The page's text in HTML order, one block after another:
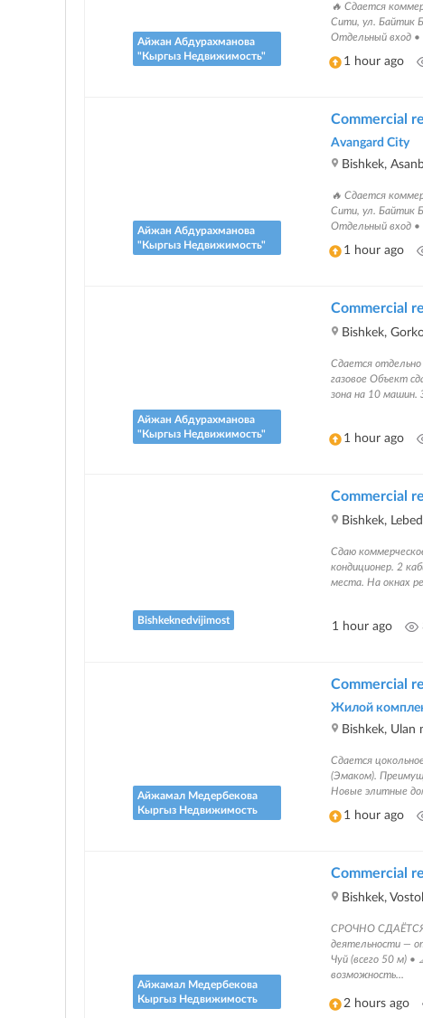
Айжан Абдурахманова
"Кыргыз Недвижимость"
🔥 Сдается
Сити, ул. Байтик
Отдельный вход
1 hour ago
Айжан Абдурахманова
"Кыргыз Недвижимость"
Commercial
Avangard City
Bishkek,
🔥 Сдается
Сити, ул. Байтик
Отдельный вход
1 hour ago
Айжан Абдурахманова
"Кыргыз Недвижимость"
Commercial
Bishkek,
Сдается
газовое Объект
зона на 10
1 hour ago
Bishkeknedvijimost
Commercial
Bishkek,
Сдаю
кондиционер. 2
места. На окнах
1 hour ago
Айжамал Медербекова
Кыргыз Недвижимость
Commercial
Жилой
Bishkek,
Сдается
(Эмаком).
Новые элитные
1 hour ago
Айжамал Медербекова
Кыргыз Недвижимость
Commercial
Bishkek,
СРОЧНО
деятельности —
Чуй (всего 50 м)
возможность...
2 hours ago